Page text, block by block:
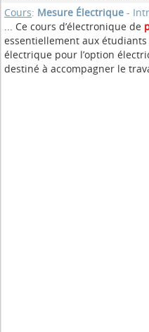
Cours: Mesure Électrique -
... Ce cours d’électronique de
essentiellement aux étudiants
électrique pour l’option
destiné à accompagner le